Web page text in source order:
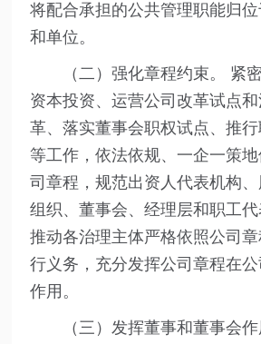
将配合承担的公共管理职能归
和单位。
（二）强化章程约束。 紧
资本投资、运营公司改革试点
革、落实董事会职权试点、推
等工作，依法依规、一企一策
司章程，规范出资人代表机构
组织、董事会、经理层和职工代
推动各治理主体严格依照公司
行义务，充分发挥公司章程在
作用。
（三）发挥董事和董事会